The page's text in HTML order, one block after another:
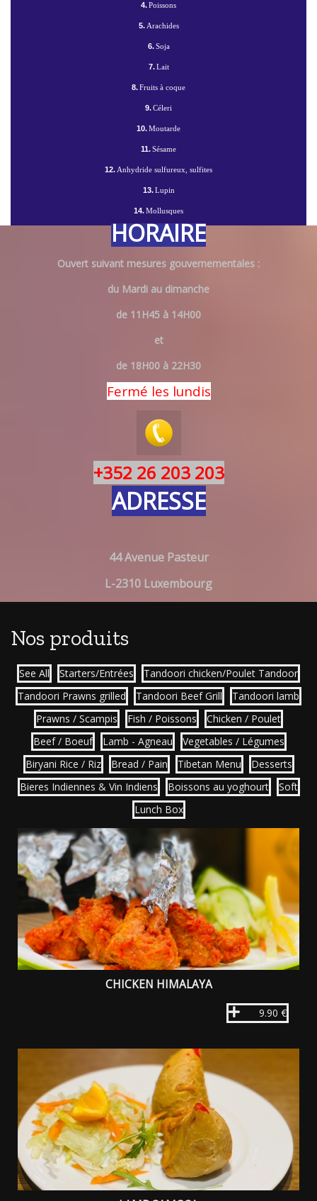
4.Poissons
5.Arachides
6.Soja
7.Lait
8.Fruits à coque
9.Céleri
10.Moutarde
11.Sésame
12.Anhydride sulfureux, sulfites
13.Lupin
14.Mollusques
HORAIRE
Ouvert suivant mesures gouvernementales :
du Mardi au dimanche
de 11H45 à 14H00
et
de 18H00 à 22H30
Fermé les lundis
+352 26 203 203
ADRESSE
44 Avenue Pasteur
L-2310 Luxembourg
Nos produits
See All Starters/Entrées
Tandoori chicken/Poulet Tandoor
Tandoori Prawns grilled
Tandoori Beef Grill
Tandoori lamb
Prawns / Scampis
Fish / Poissons
Chicken / Poulet
Beef / Boeuf
Lamb - Agneau
Vegetables / Légumes
Biryani Rice / Riz
Bread / Pain Tibetan Menu
Desserts
Bieres Indiennes & Vin Indiens
Boissons au yoghourt
Soft
Lunch Box
CHICKEN HIMALAYA
9.90 €